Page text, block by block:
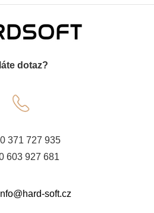
dotaz?
371 727 935
603 927 681
soft.cz